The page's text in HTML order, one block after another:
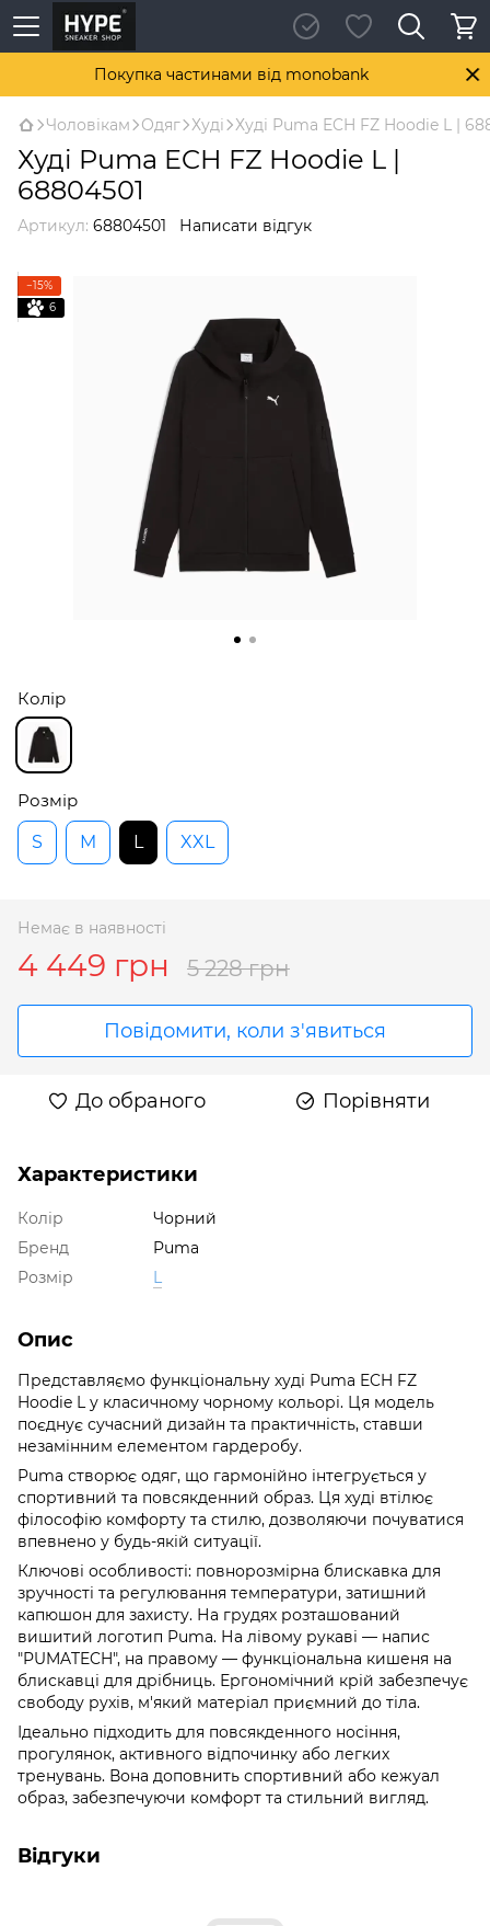
Покупка частинами від monobank
Чоловікам Одяг Худі Худі Puma ECH FZ Hoodie L |
Худі Puma ECH FZ Hoodie L |
68804501
Артикул: 68804501 Написати відгук
−15%
6
Колір
Розмір
S
M L XXL
Немає в наявності
4 449 грн 5 228 грн
Повідомити, коли з'явиться
До обраного Порівняти
Характеристики
Колір
Чорний
Бренд
Puma
Розмір
L
Опис
Представляємо функціональну худі Puma ECH FZ
Hoodie L у класичному чорному кольорі. Ця модель
поєднує сучасний дизайн та практичність, ставши
незамінним елементом гардеробу.
Puma створює одяг, що гармонійно інтегрується у
спортивний та повсякденний образ. Ця худі втілює
філософію комфорту та стилю, дозволяючи почуватися
впевнено у будь-якій ситуації.
Ключові особливості: повнорозмірна блискавка для
зручності та регулювання температури, затишний
капюшон для захисту. На грудях розташований
вишитий логотип Puma. На лівому рукаві — напис
"PUMATECH", на правому — функціональна кишеня на
блискавці для дрібниць. Ергономічний крій забезпечує
свободу рухів, м'який матеріал приємний до тіла.
Ідеально підходить для повсякденного носіння,
прогулянок, активного відпочинку або легких
тренувань. Вона доповнить спортивний або кежуал
образ, забезпечуючи комфорт та стильний вигляд.
Відгуки